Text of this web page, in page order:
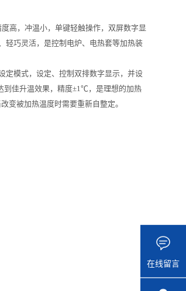
高，冲温小，单键轻触操作，双屏数字显
轻巧灵活，是控制电炉、电热套等加热装
定模式，设定、控制双排数字显示，并设
到佳升温效果，精度±1℃，是理想的加热
变被加热温度时需要重新自整定。
在线留言